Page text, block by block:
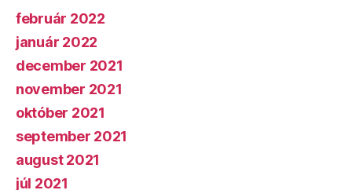
február 2022
január 2022
december 2021
november 2021
október 2021
september 2021
august 2021
júl 2021